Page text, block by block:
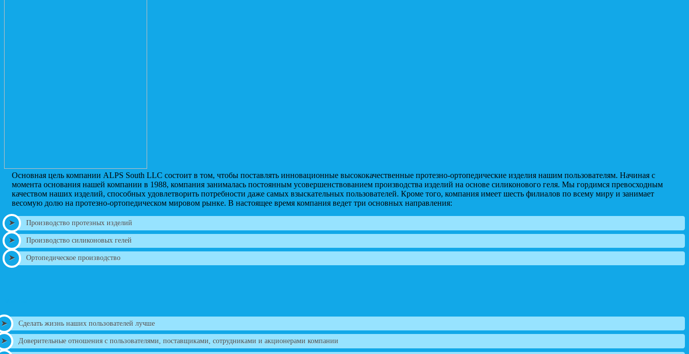
Основная цель компании ALPS South LLC состоит в том, чтобы поставлять инновационные высококачественные протезно-ортопедические изделия нашим пользователям. Начиная с
момента основания нашей компании в 1988, компания занималась постоянным усовершенствованием производства изделий на основе силиконового геля. Мы гордимся превосходным
качеством наших изделий, способных удовлетворить потребности даже самых взыскательных пользователей. Кроме того, компания имеет шесть филиалов по всему миру и занимает
весомую долю на протезно-ортопедическом мировом рынке. В настоящее время компания ведет три основных направления:
Производство протезных изделий
Производство силиконовых гелей
Ортопедическое производство
Сделать жизнь наших пользователей лучше
Доверительные отношения с пользователями, поставщиками, сотрудниками и акционерами компании